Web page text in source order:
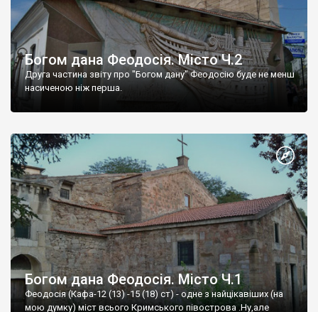
Богом дана Феодосія. Місто Ч.2
Друга частина звіту про "Богом дану" Феодосію буде не менш
насиченою ніж перша.
Богом дана Феодосія. Місто Ч.1
Феодосія (Кафа-12 (13) -15 (18) ст) - одне з найцікавіших (на
мою думку) міст всього Кримського півострова .Ну,але